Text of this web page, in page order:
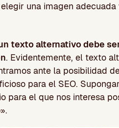
una imagen
texto alternativo debe
. Evidentemente, el texto
ante la posibilidad
para el SEO.
para el que nos interesa